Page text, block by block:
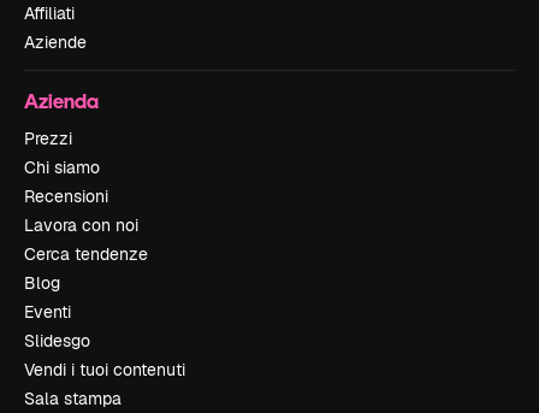
Affiliati
Aziende
Azienda
Prezzi
Chi siamo
Recensioni
Lavora con noi
Cerca tendenze
Blog
Eventi
Slidesgo
Vendi i tuoi contenuti
Sala stampa